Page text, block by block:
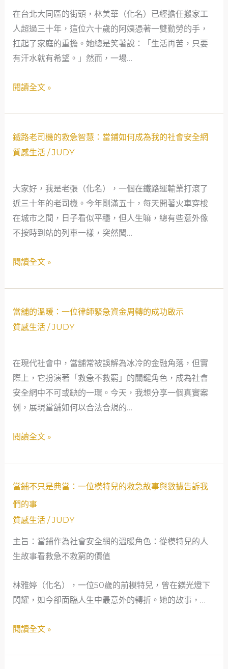
女
工
的
救
故
在台北大同區的街頭，林美華（化名）已經擔任搬家工
人超過三十年，這位六十歲的阿姨憑著一雙勤勞的手，
扛起了家庭的重擔。她總是笑著說：「生活再苦，只要
有汗水就有希望。」然而，一場…
緊
急
救
援：
鋪
成
為
安
全
的
溫
燈
閱讀全文 »
鐵路老司機的救急智慧：當鋪如何成為我的社會安全網
質感生活/JUDY
大家好，我是老張（化名），一個在鐵路運輸業打滾了
近三十年的老司機。今年剛滿五十，每天開著火車穿梭
在城市之間，日子看似平穩，但人生嘛，總有些意外像
不按時到站的列車一樣，突然闖…
鐵
路
機
的
救
急
慧：
如
何
我
的
社
會
全
閱讀全文 »
當舖的溫暖：一位律師緊急資金周轉的成功啟示
質感生活/JUDY
在現代社會中，當舖常被誤解為冰冷的金融角落，但實
際上，它扮演著「救急不救窮」的關鍵角色，成為社會
安全網中不可或缺的一環。今天，我想分享一個真實案
例，展現當舖如何以合法合規的…
當
舖
暖：
一
位
律
緊
金
周
轉
成
功
示
閱讀全文 »
當鋪不只是典當：一位模特兒的救急故事與數據告訴我
們的事
質感生活/JUDY
主旨：當鋪作為社會安全網的溫暖角色：從模特兒的人
生故事看救急不救窮的價值
林雅婷（化名），一位50歲的前模特兒，曾在鎂光燈下
閃耀，如今卻面臨人生中最意外的轉折。她的故事，…
當
只
是
典
一
位
特
閱讀全文 »